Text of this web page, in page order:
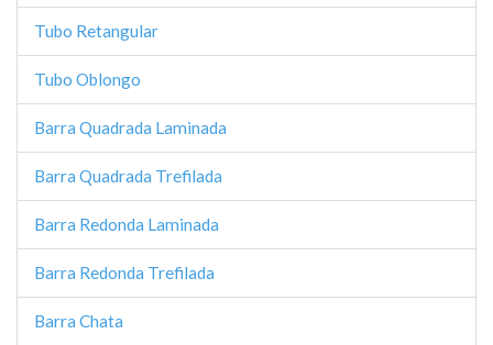
Tubo Retangular
Tubo Oblongo
Barra Quadrada Laminada
Barra Quadrada Trefilada
Barra Redonda Laminada
Barra Redonda Trefilada
Barra Chata